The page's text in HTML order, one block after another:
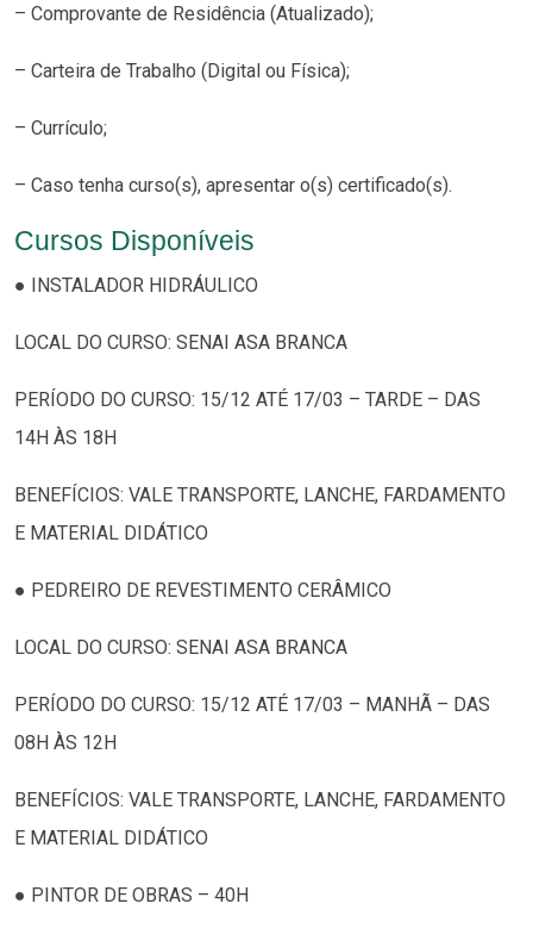
– Comprovante de Residência (Atualizado);
– Carteira de Trabalho (Digital ou Física);
– Currículo;
– Caso tenha curso(s), apresentar o(s) certificado(s).
Cursos Disponíveis
● INSTALADOR HIDRÁULICO
LOCAL DO CURSO: SENAI ASA BRANCA
PERÍODO DO CURSO: 15/12 ATÉ 17/03 – TARDE – DAS
14H ÀS 18H
BENEFÍCIOS: VALE TRANSPORTE, LANCHE, FARDAMENTO
E MATERIAL DIDÁTICO
● PEDREIRO DE REVESTIMENTO CERÂMICO
LOCAL DO CURSO: SENAI ASA BRANCA
PERÍODO DO CURSO: 15/12 ATÉ 17/03 – MANHÃ – DAS
08H ÀS 12H
BENEFÍCIOS: VALE TRANSPORTE, LANCHE, FARDAMENTO
E MATERIAL DIDÁTICO
● PINTOR DE OBRAS – 40H